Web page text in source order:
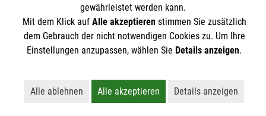
Der Malteser Hilfsdienst e.V. ist als eingetragene
gemeinnützige Organisation von der Körperschaft- und
gewährleistet werden kann.
Mit dem Klick auf Alle akzeptierenstimmen Sie zusätzlich
dem Gebrauch der nicht notwendigen Cookies zu. Um Ihre
Einstellungen anzupassen, wählen Sie Details anzeigen.
Alle ablehnen
Lehnt alle nicht-essentiellen Cookies ab
Alle akzeptieren
Akzeptiert alle Cookies
Details anzeigen